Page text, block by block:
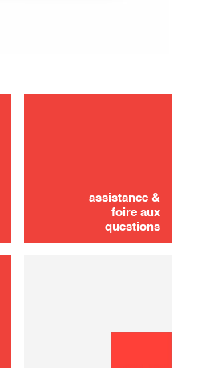
assistance &
foire aux
questions